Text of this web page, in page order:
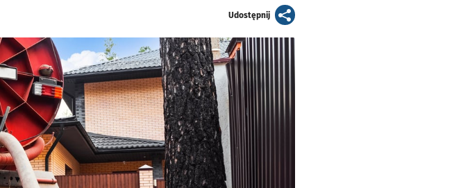
Udostępnijartykuł